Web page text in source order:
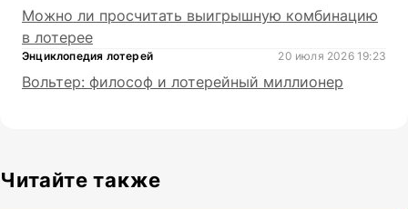
Можно ли просчитать выигрышную комбинацию
в лотерее
Энциклопедия лотерей 20 июля 2026 19:23
Вольтер: философ и лотерейный миллионер
Читайте также